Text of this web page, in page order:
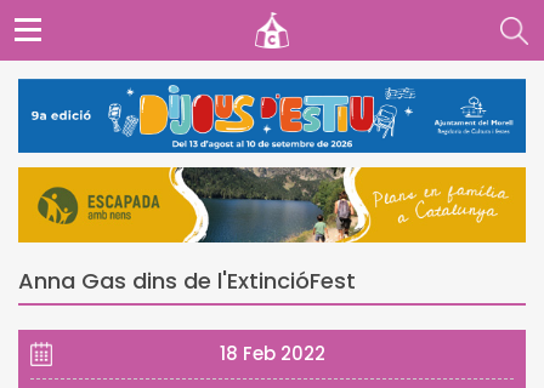
Anna Gas dins de l'ExtincióFest
18 Feb 2022